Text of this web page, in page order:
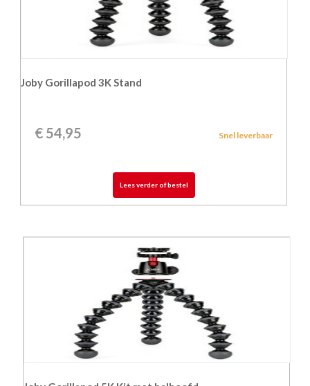
Joby Gorillapod 3K Stand
€ 54,95 Snel leverbaar
Lees verder of bestel